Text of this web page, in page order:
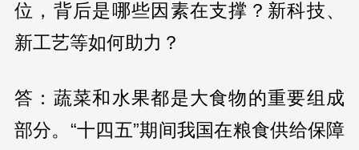
位，背后是哪些因素在支撑？新科技、
新工艺等如何助力？
答：蔬菜和水果都是大食物的重要组成
部分。“十四五”期间我国在粮食供给保障